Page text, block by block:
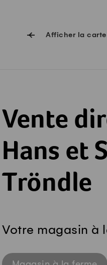
Afficher la carte
Vente
Hans et
Tröndle
Votre magasin à